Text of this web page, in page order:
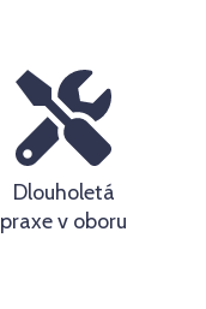
Dlouholetá
praxe v oboru